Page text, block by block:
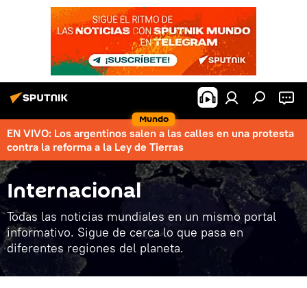
Mundo
EN VIVO: Los argentinos salen a las calles en una protesta
contra la reforma a la Ley de Tierras
Internacional
Todas las noticias mundiales en un mismo portal
informativo. Sigue de cerca lo que pasa en
diferentes regiones del planeta.